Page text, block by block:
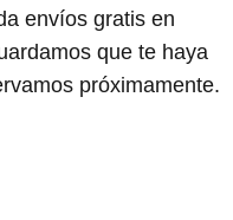
envíos gratis en
que te haya
próximamente.